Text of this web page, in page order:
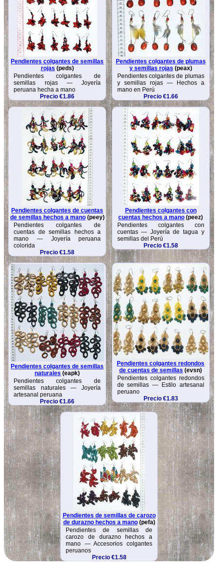
Pendientes colgantes de semillas
rojas (peds)
Pendientes colgantes de
semillas rojas — Joyería
peruana hecha a mano
Precio €1.86
Pendientes colgantes de plumas
y semillas rojas (peax)
Pendientes colgantes de plumas
y semillas rojas — Hechos a
mano en Perú
Precio €1.66
Pendientes colgantes de cuentas
de semillas hechos a mano(peey)
Pendientes colgantes de
cuentas de semillas hechos a
mano — Joyería peruana
colorida
Precio €1.58
Pendientes colgantes con
cuentas hechos a mano (peez)
Pendientes colgantes con
cuentas — Joyería de tagua y
semillas del Perú
Precio €1.58
Pendientes colgantes de semillas
naturales (eapk)
Pendientes colgantes de
semillas naturales — Joyería
artesanal peruana
Precio €1.66
Pendientes colgantes redondos
de cuentas de semillas (evsn)
Pendientes colgantes redondos
de semillas — Estilo artesanal
peruano
Precio €1.83
Pendientes de semillas de carozo
de durazno hechos a mano(pefa)
Pendientes de semillas de
carozo de durazno hechos a
mano — Accesorios colgantes
peruanos
Precio €1.58